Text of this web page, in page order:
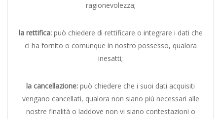
ragionevolezza;
la rettifica:può chiedere di rettificare o integrare i dati che
ci ha fornito o comunque in nostro possesso, qualora
inesatti;
la cancellazione: può chiedere che i suoi dati acquisiti
vengano cancellati, qualora non siano più necessari alle
nostre finalità o laddove non vi siano contestazioni o